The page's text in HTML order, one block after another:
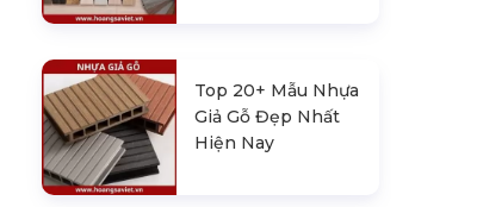
Top 20+ Mẫu Nhựa
Giả Gỗ Đẹp Nhất
Hiện Nay